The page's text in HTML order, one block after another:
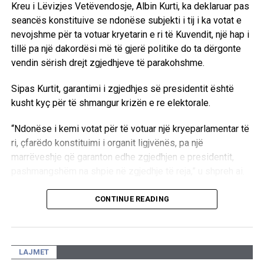
Më 24 maj, kongresistët amerikanë vizituan edhe
Sarajevën, ku theksuan përkushtimin e tyre ndaj
Marrëveshjes së Dejtonit për Paqe dhe integritetit
territorial të Bosnje dhe Hercegovinës.
Ata pritet ta vazhdojnë turneun në Ballkan me një vizitë
edhe në Kosovë.
Cila është pozita e shqiptarëve në Serbi?
Pjesëtarët e komunitetit shqiptar që jetojnë në jug të
Serbisë, në komunat Preshevë, Medvegjë dhe Bujanoc,
diskriminuese nga autoritetet në Beograd, ndërsa zyrtarët
e Qeverisë së Kosovës i kanë mbështetur vazhdimisht
Kosova u ka ofruar mbështetje në disa fusha, përfshirë
bujqësinë, por ka raportuar se Serbia ka penguar realizimin
Kreu i Lëvizjes Vetëvendosje, Albin Kurti, ka deklaruar pas
seancës konstituive se ndonëse subjekti i tij i ka votat e
nevojshme për ta votuar kryetarin e ri të Kuvendit, një hap i
tillë pa një dakordësi më të gjerë politike do ta dërgonte
vendin sërish drejt zgjedhjeve të parakohshme.
Sipas Kurtit, garantimi i zgjedhjes së presidentit është
kusht kyç për të shmangur krizën e re elektorale.
“Ndonëse i kemi votat për të votuar një kryeparlamentar të
ri, çfarëdo konstituimi i organit ligjvënës, pa një
marrëveshje që garanton edhe zgjedhjen e presidentit,
Kreu i LVV-së ritheksoi nevojën për dialog të drejtpërdrejtë
me krerët e partive të tjera parlamentare për të arritur një
paketë të plotë marrëveshjeje për të gjitha institucionet
“Andaj insistimi ynë i drejtë është që të ulemi, të
CONTINUE READING
LAJMET